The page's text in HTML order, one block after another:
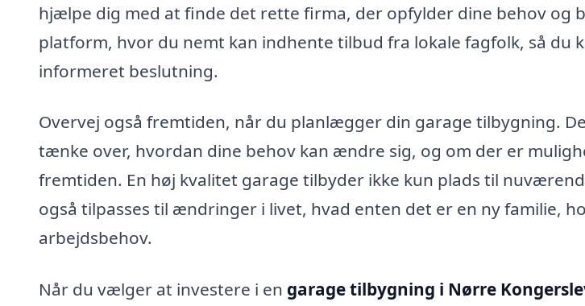
hjælpe dig med at finde det rette firma, der opfylder dine behov og
platform, hvor du nemt kan indhente tilbud fra lokale fagfolk, så du
informeret beslutning.
Overvej også fremtiden, når du planlægger din garage tilbygning.
tænke over, hvordan dine behov kan ændre sig, og om der er
fremtiden. En høj kvalitet garage tilbyder ikke kun plads til
også tilpasses til ændringer i livet, hvad enten det er en ny familie,
arbejdsbehov.
Når du vælger at investere i en garage tilbygning i Nørre